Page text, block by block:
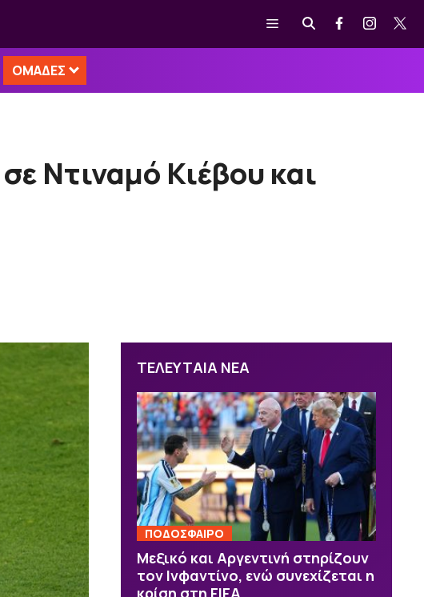
Μενού
ΟΜΑΔΕΣ
Ντιναμό Κιέβου και
ΤΕΛΕΥΤΑΙΑ ΝΕΑ
ΠΟΔΟΣΦΑΙΡΟ
Μεξικό και Αργεντινή στηρίζουν
τον Ινφαντίνο, ενώ συνεχίζεται η